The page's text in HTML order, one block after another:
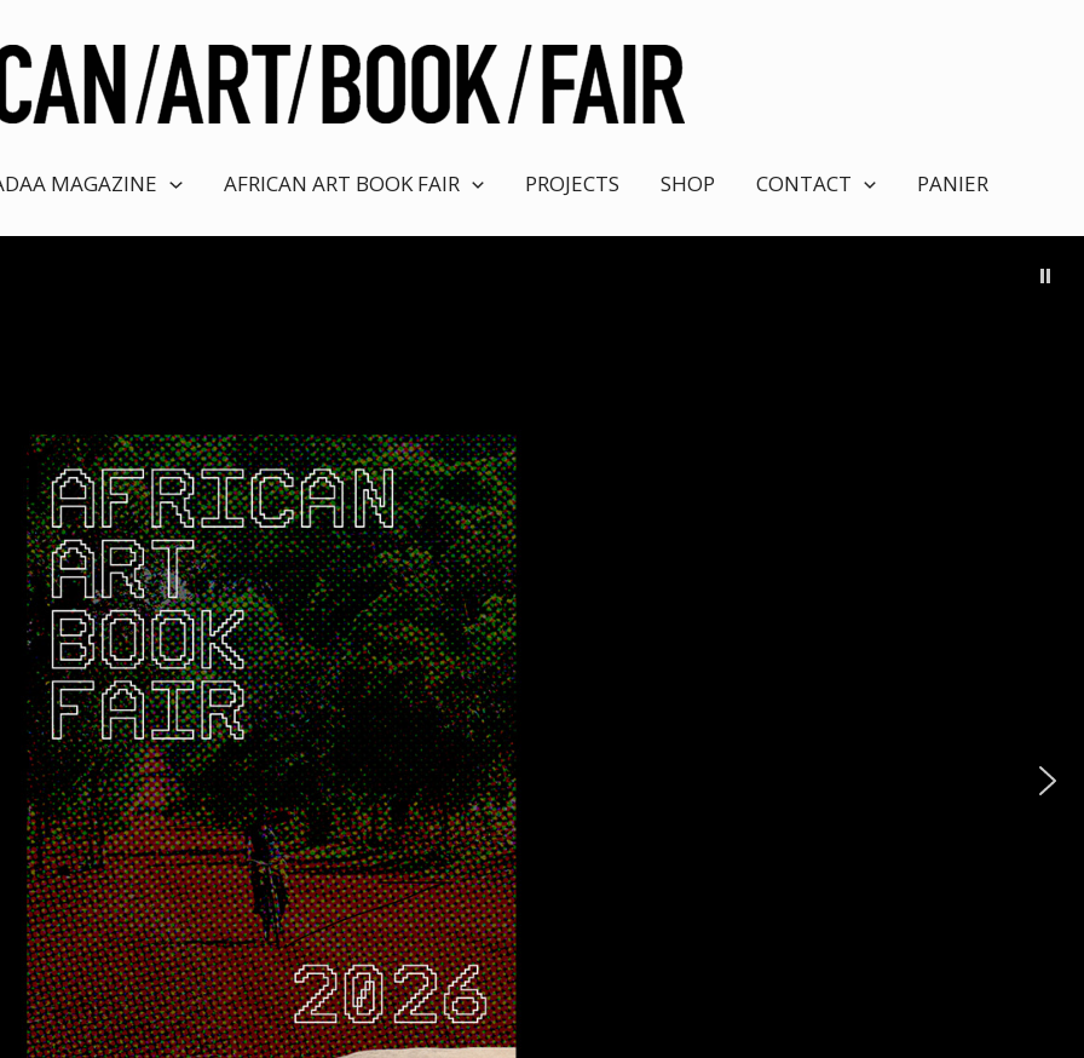
MAGAZINE AFRICAN ART BOOK FAIR PROJECTS SHOP CONTACT PANIER